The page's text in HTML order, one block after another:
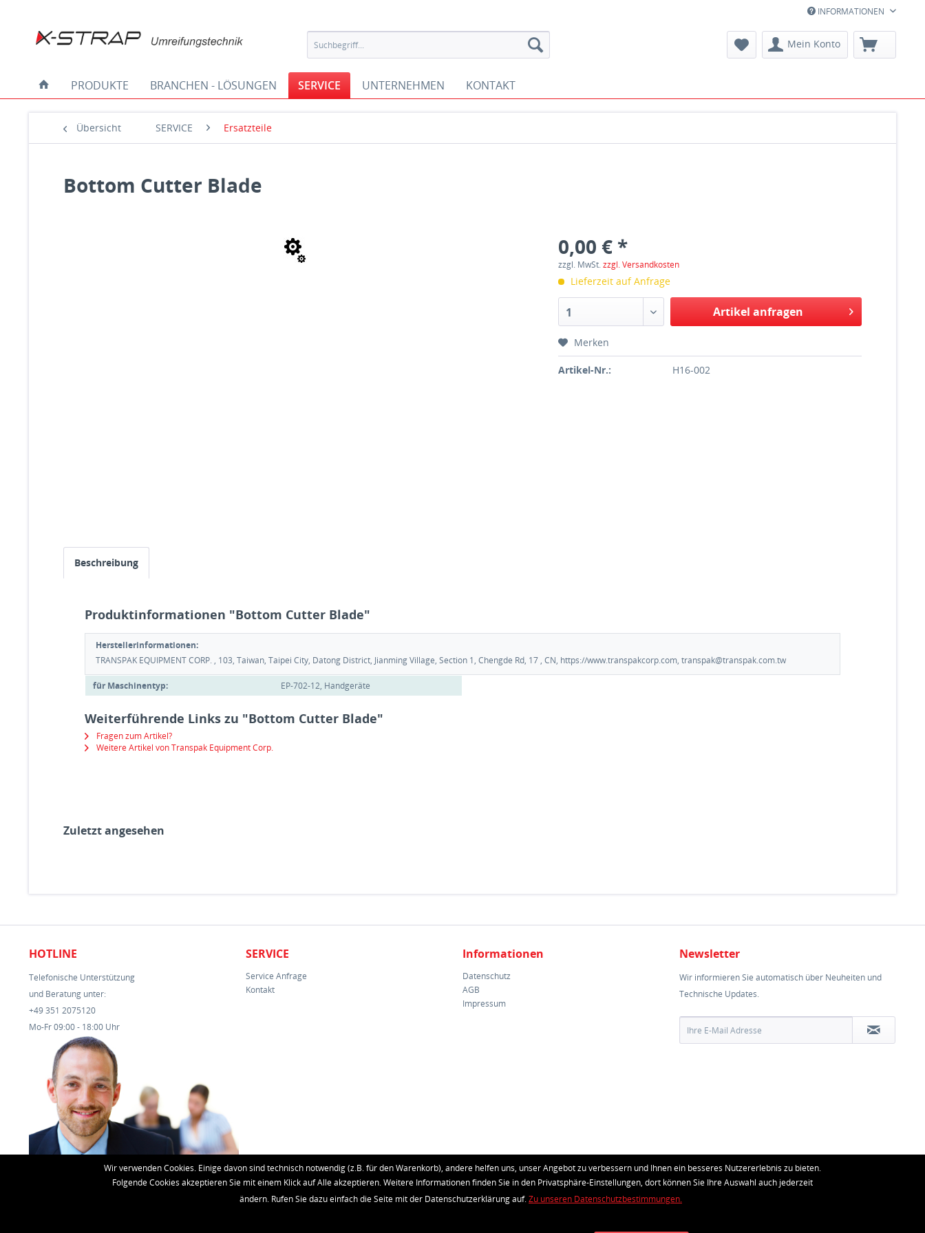
INFORMATIONEN
Mein Konto
PRODUKTE BRANCHEN - LÖSUNGEN SERVICE UNTERNEHMEN KONTAKT
Übersicht SERVICE Ersatzteile
Bottom Cutter Blade
0,00 € *
zzgl. MwSt.zzgl. Versandkosten
Lieferzeit auf Anfrage
1 Artikel anfragen
Merken
Artikel-Nr.: H16-002
Beschreibung
Produktinformationen "Bottom Cutter Blade"
Herstellerinformationen:
TRANSPAK EQUIPMENT CORP. , 103, Taiwan, Taipei City, Datong District, Jianming Village, Section 1, Chengde Rd, 17 , CN, https://www.transpakcorp.com, transpak@transpak.com.tw
für Maschinentyp: EP-702-12, Handgeräte
Weiterführende Links zu "Bottom Cutter Blade"
Fragen zum Artikel?
Weitere Artikel von Transpak Equipment Corp.
Zuletzt angesehen
HOTLINE
Telefonische Unterstützung
und Beratung unter:
+49 351 2075120
Mo-Fr 09:00 - 18:00 Uhr
SERVICE
Service Anfrage
Kontakt
Informationen
Datenschutz
AGB
Impressum
Newsletter
Wir informieren Sie automatisch über Neuheiten und
Technische Updates.
Wir verwenden Cookies. Einige davon sind technisch notwendig (z.B. für den Warenkorb), andere helfen uns, unser Angebot zu verbessern und Ihnen ein besseres Nutzererlebnis zu bieten.
Folgende Cookies akzeptieren Sie mit einem Klick auf Alle akzeptieren. Weitere Informationen finden Sie in den Privatsphäre-Einstellungen, dort können Sie Ihre Auswahl auch jederzeit
ändern. Rufen Sie dazu einfach die Seite mit der Datenschutzerklärung auf.Zu unseren Datenschutzbestimmungen.